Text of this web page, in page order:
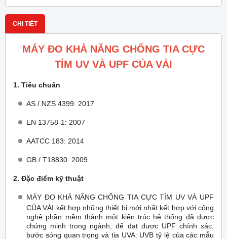
CHI TIẾT
MÁY ĐO KHẢ NĂNG CHỐNG TIA CỰC
TÍM UV VÀ UPF CỦA VẢI
1. Tiêu chuẩn
AS / NZS 4399: 2017
EN 13758-1: 2007
AATCC 183: 2014
GB / T18830: 2009
2. Đặc điểm kỹ thuật
MÁY ĐO KHẢ NĂNG CHỐNG TIA CỰC TÍM UV VÀ UPF
CỦA VẢI kết hợp những thiết bị mới nhất kết hợp với công
nghệ phần mềm thành một kiến trúc hệ thống đã được
chứng minh trong ngành, để đạt được UPF chính xác,
bước sóng quan trọng và tia UVA: UVB tỷ lệ của các mẫu